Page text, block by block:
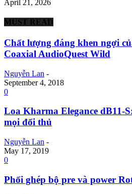
April 21, 2026
MUST READ
Chất lượng đáng khen ngợi
Coaxial AudioQuest Wild
Nguyễn Lan -
September 4, 2018
0
Loa Kharma Elegance dB11-
mọi đối thủ
Nguyễn Lan -
May 17, 2019
0
Phối ghép bộ pre và power